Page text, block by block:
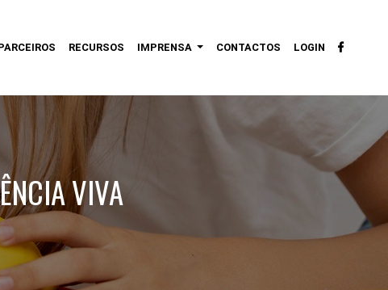
RECURSOS IMPRENSA CONTACTOS LOGIN
VIVA